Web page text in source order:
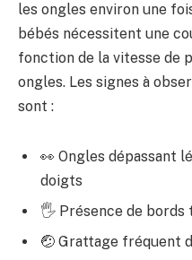
les ongles environ une
bébés nécessitent une
fonction de la vitesse de
ongles. Les signes à
sont :
👀 Ongles dépassant
doigts
🖐️ Présence de bords
🤕 Grattage fréquent